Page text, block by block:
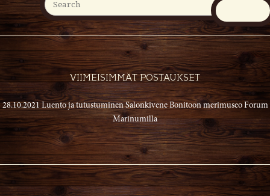
VIIMEISIMMÄT POSTAUKSET
28.10.2021 Luento ja tutustuminen Salonkivene Bonitoon merimuseo Forum
Marinumilla